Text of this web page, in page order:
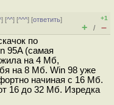
] [^^] [^^^] [ответить]
+1
+ / –
по
95A (самая
на 4 Мб,
на 8 Мб. Win 98 уже
начиная с 16 Мб.
16 до 32 Мб. Изредка